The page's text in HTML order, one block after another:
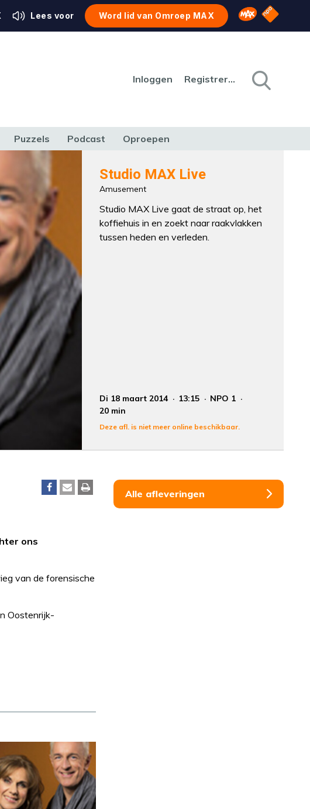
Lees voor Word lid van Omroep MAX Omroep MAX
NPO
Inloggen Registreren
Puzzels Podcast Oproepen
Studio MAX Live
Amusement
Studio MAX Live gaat de straat op, het
koffiehuis in en zoekt naar raakvlakken
tussen heden en verleden.
Di 18 maart 2014 13:15
NPO 1
20 min
Deze afl. is niet meer online beschikbaar.
ons
van de forensische
Oostenrijk-
Alle afleveringen